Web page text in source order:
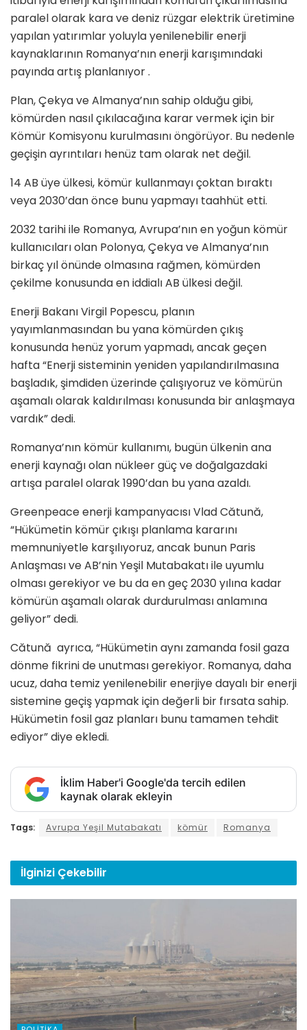
paralel olarak kara ve deniz rüzgar elektrik üretimine
yapılan yatırımlar yoluyla yenilenebilir enerji
kaynaklarının Romanya’nın enerji karışımındaki
payında artış planlanıyor .
Plan, Çekya ve Almanya’nın sahip olduğu gibi,
kömürden nasıl çıkılacağına karar vermek için bir
Kömür Komisyonu kurulmasını öngörüyor. Bu nedenle
geçişin ayrıntıları henüz tam olarak net değil.
14 AB üye ülkesi, kömür kullanmayı çoktan bıraktı
veya 2030’dan önce bunu yapmayı taahhüt etti.
2032 tarihi ile Romanya, Avrupa’nın en yoğun kömür
kullanıcıları olan Polonya, Çekya ve Almanya’nın
birkaç yıl önünde olmasına rağmen, kömürden
çekilme konusunda en iddialı AB ülkesi değil.
Enerji Bakanı Virgil Popescu, planın
yayımlanmasından bu yana kömürden çıkış
konusunda henüz yorum yapmadı, ancak geçen
hafta “Enerji sisteminin yeniden yapılandırılmasına
başladık, şimdiden üzerinde çalışıyoruz ve kömürün
aşamalı olarak kaldırılması konusunda bir anlaşmaya
vardık” dedi.
Romanya’nın kömür kullanımı, bugün ülkenin ana
enerji kaynağı olan nükleer güç ve doğalgazdaki
artışa paralel olarak 1990’dan bu yana azaldı.
Greenpeace enerji kampanyacısı Vlad Cătună,
“Hükümetin kömür çıkışı planlama kararını
memnuniyetle karşılıyoruz, ancak bunun Paris
Anlaşması ve AB’nin Yeşil Mutabakatı ile uyumlu
olması gerekiyor ve bu da en geç 2030 yılına kadar
kömürün aşamalı olarak durdurulması anlamına
geliyor” dedi.
Cătună ayrıca, “Hükümetin aynı zamanda fosil gaza
dönme fikrini de unutması gerekiyor. Romanya, daha
ucuz, daha temiz yenilenebilir enerjiye dayalı bir enerji
sistemine geçiş yapmak için değerli bir fırsata sahip.
Hükümetin fosil gaz planları bunu tamamen tehdit
ediyor” diye ekledi.
İklim Haber'i Google'da tercih edilen
kaynak olarak ekleyin
Tags: Avrupa Yeşil Mutabakatı kömür Romanya
İlginizi Çekebilir